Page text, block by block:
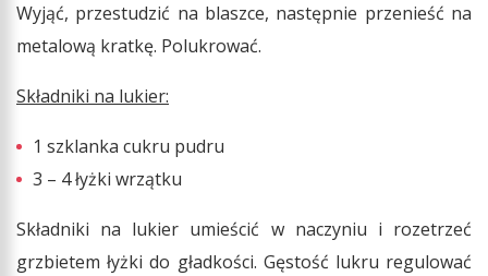
Wyjąć, przestudzić na blaszce, następnie przenieść na
metalową kratkę. Polukrować.
Składniki na lukier:
1 szklanka cukru pudru
3 – 4 łyżki wrzątku
Składniki na lukier umieścić w naczyniu i rozetrzeć
grzbietem łyżki do gładkości. Gęstość lukru regulować